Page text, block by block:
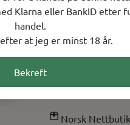
Klarna eller BankID etter
handel.
at jeg er minst 18 år.
Bekreft
- +
På lager i0
Norsk